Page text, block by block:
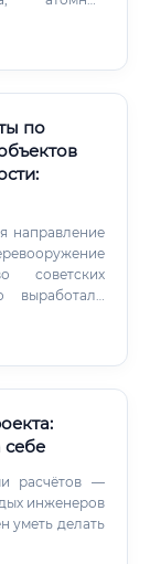
по
направление
советских
выработали
страниц,
себе
расчётов —
инженеров
уметь делать